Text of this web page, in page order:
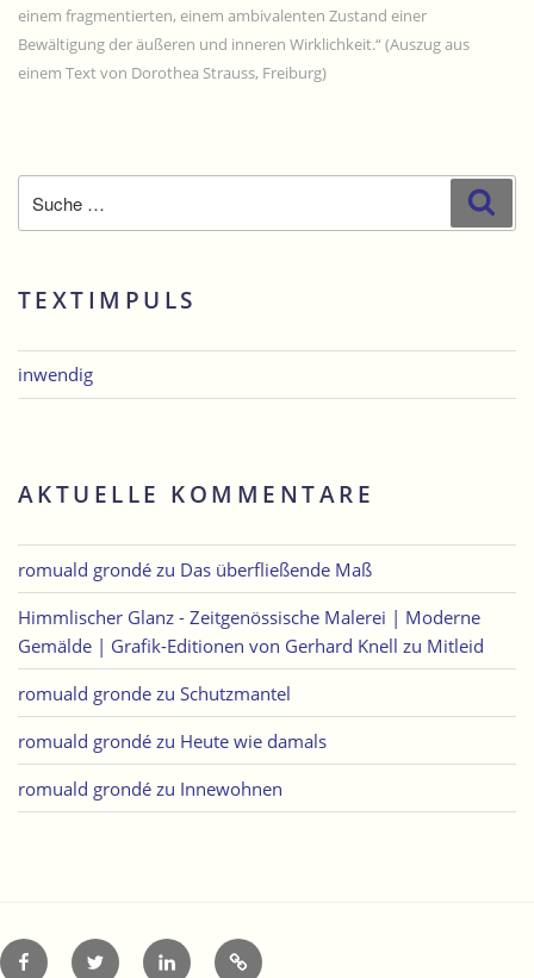
einem fragmentierten, einem ambivalenten Zustand einer
Bewältigung der äußeren und inneren Wirklichkeit.“ (Auszug aus
einem Text von Dorothea Strauss, Freiburg)
nach:
TEXTIMPULS
inwendig
AKTUELLE KOMMENTARE
romuald grondé zu Das überfließende Maß
Himmlischer Glanz - Zeitgenössische Malerei | Moderne
Gemälde | Grafik-Editionen von Gerhard Knell zu Mitleid
romuald gronde zu Schutzmantel
romuald grondé zu Heute wie damals
romuald grondé zu Innewohnen
FacebookTwitter LinkedInXing